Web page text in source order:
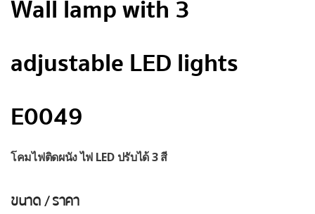
Wall lamp with 3
adjustable LED lights
E0049
โคมไฟติดผนัง ไฟ LED ปรับได้ 3 สี
ขนาด / ราคา